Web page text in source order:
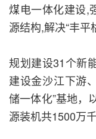
煤电一体化建设,
源结构,解决“丰平
规划建设31个新
建设金沙江下游
储一体化”基地，
源装机共1500万千